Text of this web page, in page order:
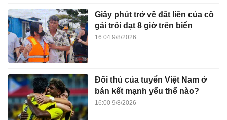
Giây phút trở về đất liền của cô
gái trôi dạt 8 giờ trên biển
16:04 9/8/2026
Đối thủ của tuyển Việt Nam ở
bán kết mạnh yếu thế nào?
16:00 9/8/2026